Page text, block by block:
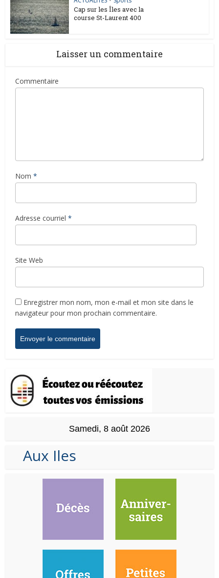
Cap sur les Îles avec la
course St-Laurent 400
Laisser un commentaire
Commentaire
Nom *
Adresse courriel *
Site Web
Enregistrer mon nom, mon e-mail et mon site dans le
navigateur pour mon prochain commentaire.
Samedi, 8 août 2026
Aux Iles